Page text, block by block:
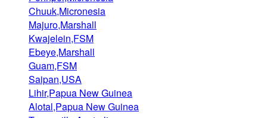
Chuuk,Micronesia
Majuro,Marshall
Kwajelein,FSM
Ebeye,Marshall
Guam,FSM
Saipan,USA
Lihir,Papua New Guinea
Alotal,Papua New Guinea